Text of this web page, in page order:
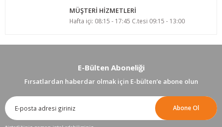
MÜŞTERİ HİZMETLERİ
Hafta içi: 08:15 - 17:45 C.tesi 09:15 - 13:00
E-Bülten Aboneliği
Fırsatlardan haberdar olmak için E-bülten’e abone olun
Abone Ol